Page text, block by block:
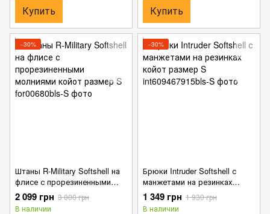
Купить Купить
−30%
Штаны R-Military Softshell на
флисе с прорезиненными
молниями койот размер S
2 099 грн 3 000 грн
В наличии
−30%
Брюки Intruder Softshell с
манжетами на резинках
койот размер S
1 349 грн 1 930 грн
В наличии